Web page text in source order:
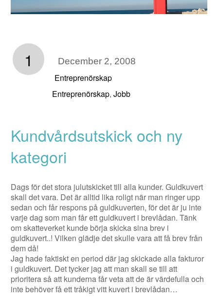
1 December 2, 2008
Entreprenörskap
Entreprenörskap,Jobb
Kundvårdsutskick och ny
kategori
Dags för det stora julutskicket till alla kunder. Guldkuvert
skall det vara. Det är alltid lika roligt när man ringer upp
sedan och får respons på guldkuverten, för det är ju inte
varje dag som man får ett guldkuvert i brevlådan. Tänk
om skatteverket kunde börja skicka sina brev i
guldkuvert..! Vilken glädje det skulle vara att få brev från
dem då!
Jag hade faktiskt en period där jag skickade alla fakturor
i guldkuvert. Det tycker jag att man skall se till att
prioritera så att kunderna får veta att de är värdefulla och
inte behöver få ett tråkigt vitt kuvert i brevlådan…